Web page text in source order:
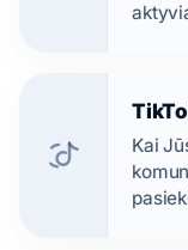
Kai